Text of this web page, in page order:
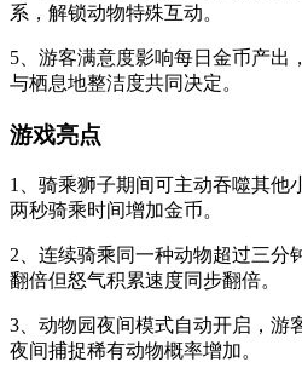
系，解锁动物特殊互动。
5、游客满意度影响每日金币产出
与栖息地整洁度共同决定。
游戏亮点
1、骑乘狮子期间可主动吞噬其他
两秒骑乘时间增加金币。
2、连续骑乘同一种动物超过三分
翻倍但怒气积累速度同步翻倍。
3、动物园夜间模式自动开启，游
夜间捕捉稀有动物概率增加。